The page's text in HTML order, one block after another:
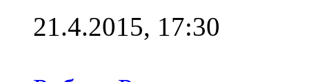
21.4.2015, 17:30